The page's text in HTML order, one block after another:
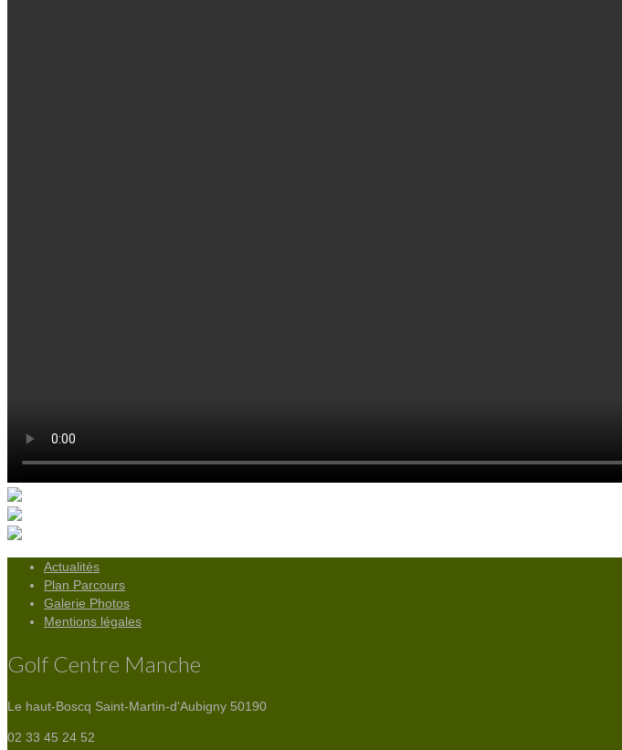
Actualités
Plan Parcours
Galerie Photos
Mentions légales
Golf Centre Manche
Le haut-Boscq Saint-Martin-d'Aubigny 50190
02 33 45 24 52